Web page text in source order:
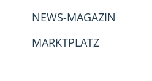
NEWS-MAGAZIN
MARKTPLATZ